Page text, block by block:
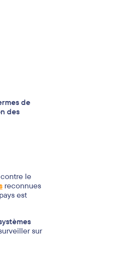
de
des
le
reconnues
est
sur